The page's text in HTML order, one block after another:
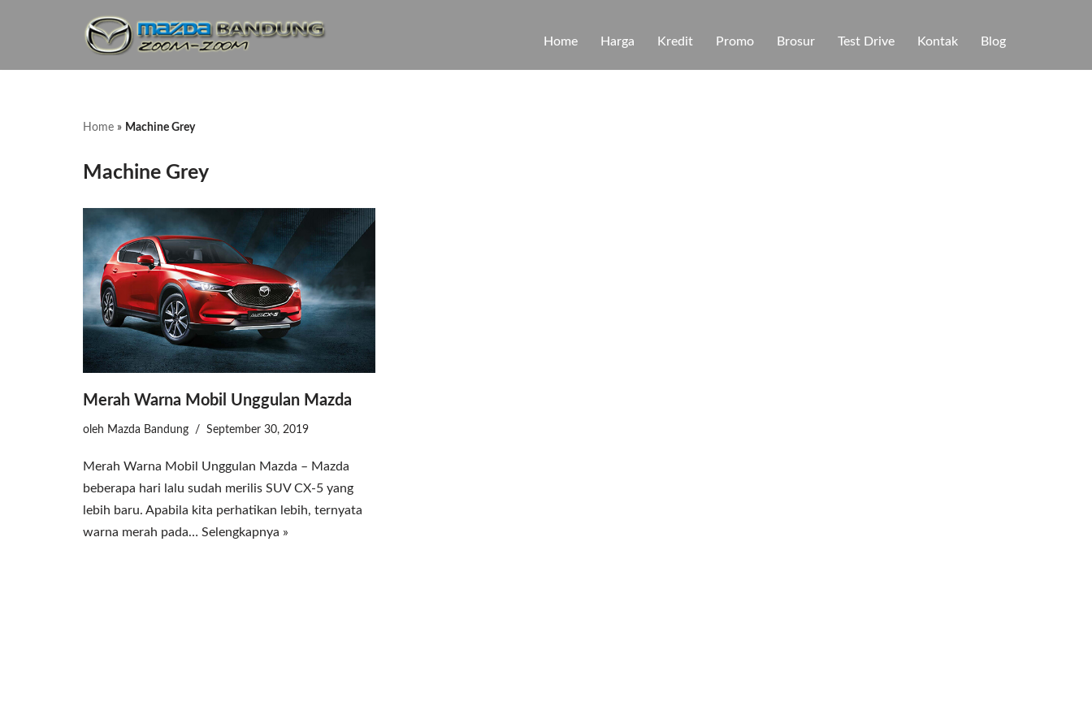
Home Harga Kredit Promo Brosur Test Drive Kontak Blog
Home » Machine Grey
Machine Grey
Merah Warna Mobil Unggulan Mazda
oleh Mazda Bandung September 30, 2019
Merah Warna Mobil Unggulan Mazda – Mazda
beberapa hari lalu sudah merilis SUV CX-5 yang
lebih baru. Apabila kita perhatikan lebih, ternyata
warna merah pada… Selengkapnya »